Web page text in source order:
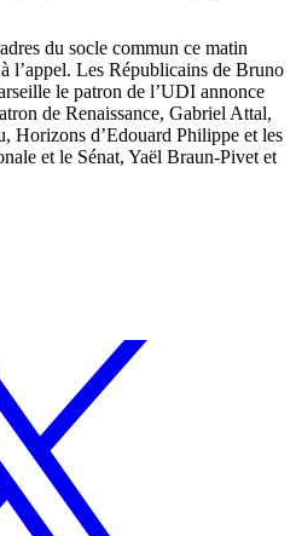
du socle commun ce matin
l’appel. Les Républicains de Bruno
le patron de l’UDI annonce
de Renaissance, Gabriel Attal,
Horizons d’Edouard Philippe et les
et le Sénat, Yaël Braun-Pivet et